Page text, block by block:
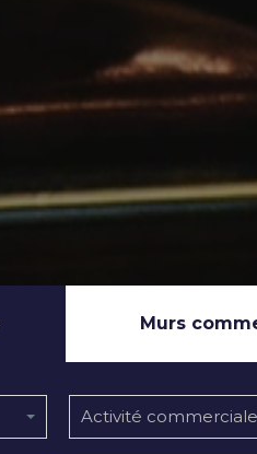
Murs
Activité commerciale